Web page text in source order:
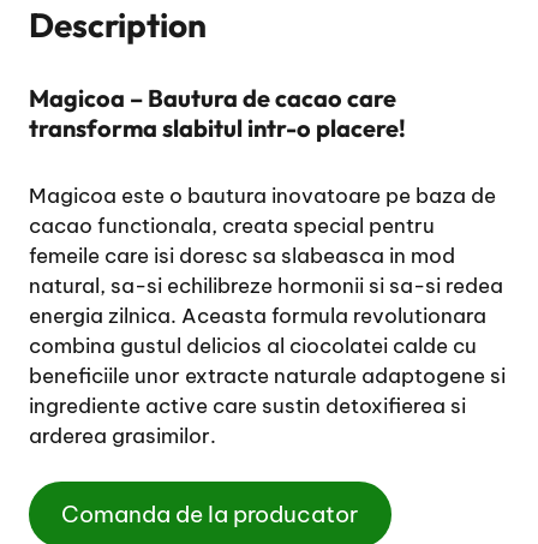
Description
Magicoa – Bautura de cacao care
transforma slabitul intr-o placere!
Magicoa este o bautura inovatoare pe baza de
cacao functionala, creata special pentru
femeile care isi doresc sa slabeasca in mod
natural, sa-si echilibreze hormonii si sa-si redea
energia zilnica. Aceasta formula revolutionara
combina gustul delicios al ciocolatei calde cu
beneficiile unor extracte naturale adaptogene si
ingrediente active care sustin detoxifierea si
arderea grasimilor.
Comanda de la producator